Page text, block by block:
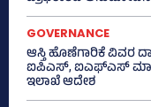
GOVERNANCE
ಆಸ್ತಿ ಹೊಣೆಗಾರಿಕೆ ವಿವರ
ಐಪಿಎಸ್‌, ಐಎಫ್‌ಎಸ್‌ ಮಾದರಿ
ಇಲಾಖೆ ಆದೇಶ